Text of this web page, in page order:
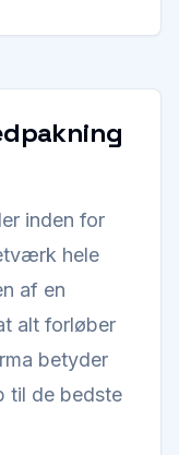
inden for
hele
af en
alt forløber
betyder
til de bedste